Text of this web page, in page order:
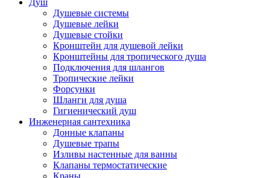
Душевые системы
Душевые лейки
Душевые стойки
Кронштейн для душевой лейки
Кронштейны для тропического душа
Подключения для шлангов
Тропические лейки
Форсунки
Шланги для душа
Гигиенический душ
Инженерная сантехника
Донные клапаны
Душевые трапы
Изливы настенные для ванны
Клапаны термостатические
Краны